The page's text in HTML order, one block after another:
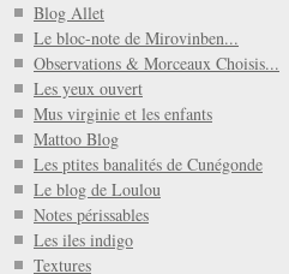
Blog Allet
Le bloc-note de Mirovinben...
Observations & Morceaux Choisis...
Les yeux ouvert
Mus virginie et les enfants
Mattoo Blog
Les ptites banalités de Cunégonde
Le blog de Loulou
Notes périssables
Les iles indigo
Textures